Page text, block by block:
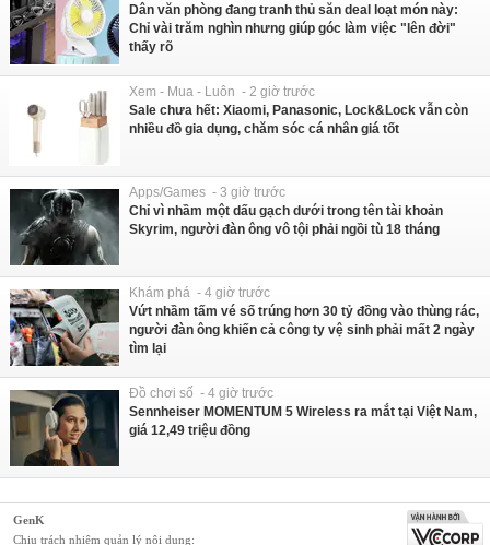
Dân văn phòng đang tranh thủ săn deal loạt món này:
Chỉ vài trăm nghìn nhưng giúp góc làm việc "lên đời"
thấy rõ
Xem - Mua - Luôn - 2 giờ trước
Sale chưa hết: Xiaomi, Panasonic, Lock&Lock vẫn còn
nhiều đồ gia dụng, chăm sóc cá nhân giá tốt
Apps/Games - 3 giờ trước
Chỉ vì nhầm một dấu gạch dưới trong tên tài khoản
Skyrim, người đàn ông vô tội phải ngồi tù 18 tháng
Khám phá - 4 giờ trước
Vứt nhầm tấm vé số trúng hơn 30 tỷ đồng vào thùng rác,
người đàn ông khiến cả công ty vệ sinh phải mất 2 ngày
tìm lại
Đồ chơi số - 4 giờ trước
Sennheiser MOMENTUM 5 Wireless ra mắt tại Việt Nam,
giá 12,49 triệu đồng
GenK
Chịu trách nhiệm quản lý nội dung: